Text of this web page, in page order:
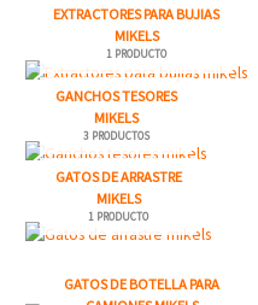
EXTRACTORES PARA BUJIAS
MIKELS
1 PRODUCTO
GANCHOS TESORES
MIKELS
3 PRODUCTOS
GATOS DE ARRASTRE
MIKELS
1 PRODUCTO
GATOS DE BOTELLA PARA